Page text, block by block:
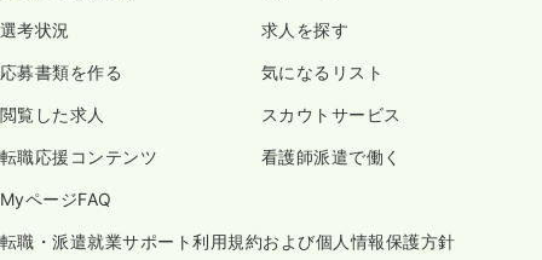
選考状況 求人を探す
応募書類を作る 気になるリスト
閲覧した求人 スカウトサービス
転職応援コンテンツ 看護師派遣で働く
MyページFAQ
転職・派遣就業サポート利用規約および個人情報保護方針